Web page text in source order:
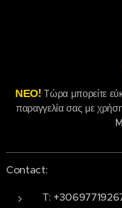
ΝΕΟ! Τώρα μπορείτε
παραγγελία σας με
Contact:
Τ: